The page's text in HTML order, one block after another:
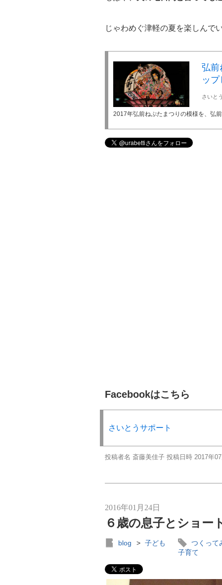
じゃわめぐ津軽の夏を楽しんで
弘前
ッ
さいと
2017年弘前ねぷたまつりの模様を、弘
Facebookはこちら
さいとうサポート
投稿者名 斎藤美佳子 投稿日時 2017年07
2016年01月24日
６歳の息子とショー
blog > 子ども つくって
子育て